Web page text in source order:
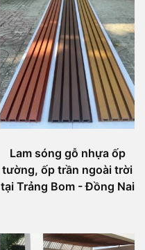
Lam sóng gỗ nhựa ốp
tường, ốp trần ngoài trời
tại Trảng Bom - Đồng Nai